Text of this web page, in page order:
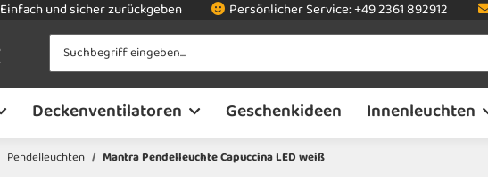
Einfach und sicher zurückgeben Persönlicher Service:+49 2361 892912
Deckenventilatoren Geschenkideen Innenleuchten
Pendelleuchten Mantra Pendelleuchte Capuccina LED weiß